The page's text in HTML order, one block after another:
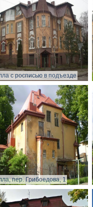
с росписью в подъезде
пер. Грибоедова, 1